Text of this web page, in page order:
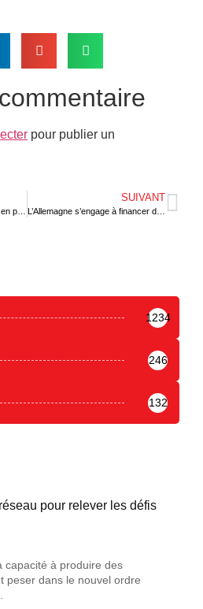
pour publier un
SUIVANT
1234
246
132
pour relever les défis
capacité à produire des
peser dans le nouvel ordre